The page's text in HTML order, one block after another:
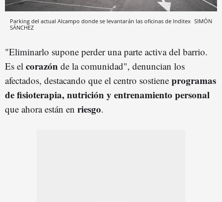
Parking del actual Alcampo donde se levantarán las oficinas de Inditex SIMÓN
SÁNCHEZ
"Eliminarlo supone perder una parte activa del barrio.
Es el corazón de la comunidad", denuncian los
afectados, destacando que el centro sostiene programas
de fisioterapia, nutrición y entrenamiento personal
que ahora están en riesgo.